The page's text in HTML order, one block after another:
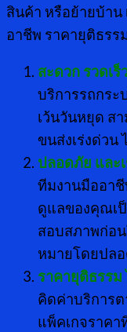
สินค้า หรือย้ายบ้าน
อาชีพ ราคายุติธร
สะดวก รวดเร็
บริการรถกระ
เว้นวันหยุด ส
ขนส่งเร่งด่วน
ปลอดภัย และ
ทีมงานมืออา
ดูแลของคุณเ
สอบสภาพก่อ
หมายโดยปล
ราคายุติธรร
คิดค่าบริการ
แพ็คเกจราคา